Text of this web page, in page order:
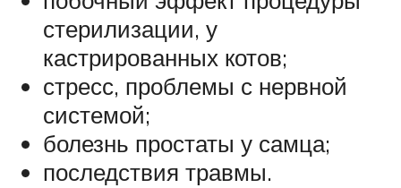
стерилизации, у
кастрированных котов;
стресс, проблемы с нервной
системой;
болезнь простаты у самца;
последствия травмы.